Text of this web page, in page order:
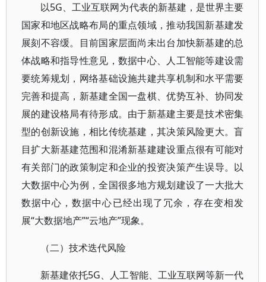
以5G、工业互联网为代表的新基建，是世界主要
国家和地区战略布局的重点领域，推动我国新基建发
展刻不容缓。目前国家层面尚未出台加快新基建的总
体战略和指导性意见，数据中心、人工智能等建设需
要统筹规划，网络基础设施共建共享机制和水平需要
完善和提高，新基建全国一盘棋、优势互补、协同发
展的建设格局有待形成。由于新基建主要是技术密集
型的创新设施，相比传统基建，其决策风险更大。盲
目扩大新基建范围和混淆新基建建设重点很有可能对
有关部门的政策制定和企业的投资决策产生误导。以
大数据中心为例，全国很多地方规划建设了一大批大
数据中心，数据中心已经出现了冗余，存在变相发
展“大数据地产”“云地产”现象。
（二）技术迭代风险
新基建依托5G、人工智能、工业互联网等新一代